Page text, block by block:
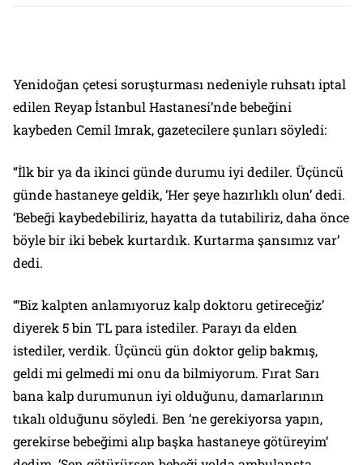
Yenidoğan çetesi soruşturması nedeniyle ruhsatı iptal
edilen Reyap İstanbul Hastanesi’nde bebeğini
kaybeden Cemil Imrak, gazetecilere şunları söyledi:
“İlk bir ya da ikinci günde durumu iyi dediler. Üçüncü
günde hastaneye geldik, ‘Her şeye hazırlıklı olun’ dedi.
‘Bebeği kaybedebiliriz, hayatta da tutabiliriz, daha önce
böyle bir iki bebek kurtardık. Kurtarma şansımız var’
dedi.
“‘Biz kalpten anlamıyoruz kalp doktoru getireceğiz’
diyerek 5 bin TL para istediler. Parayı da elden
istediler, verdik. Üçüncü gün doktor gelip bakmış,
geldi mi gelmedi mi onu da bilmiyorum. Fırat Sarı
bana kalp durumunun iyi olduğunu, damarlarının
tıkalı olduğunu söyledi. Ben ‘ne gerekiyorsa yapın,
gerekirse bebeğimi alıp başka hastaneye götüreyim’